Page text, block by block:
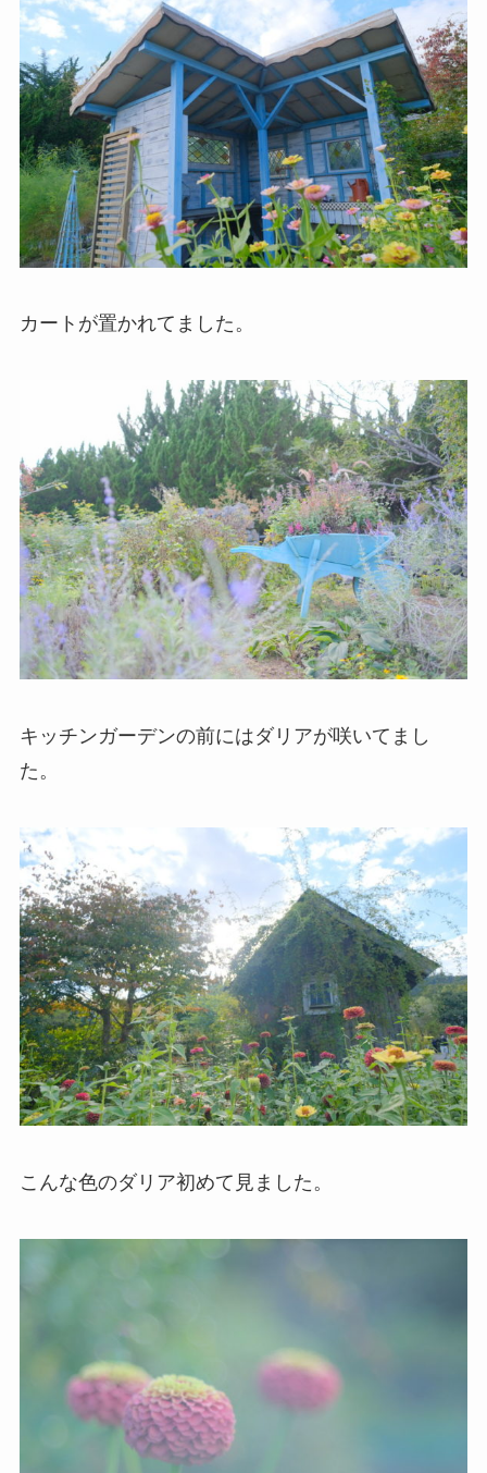
カートが置かれてました。
キッチンガーデンの前にはダリアが咲いてまし
た。
こんな色のダリア初めて見ました。